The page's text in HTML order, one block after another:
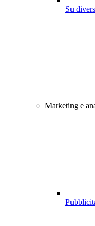
Su
Marketing e